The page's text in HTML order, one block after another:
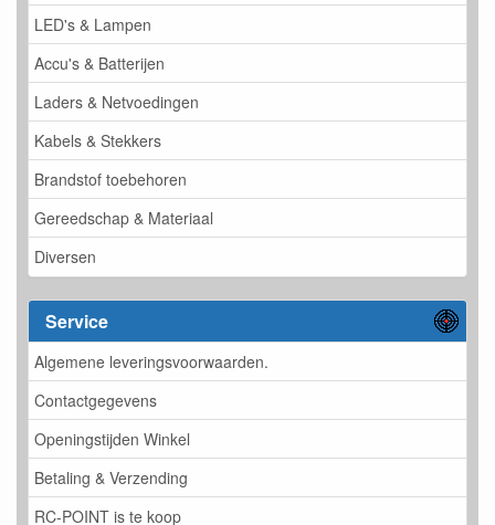
LED's & Lampen
Accu's & Batterijen
Laders & Netvoedingen
Kabels & Stekkers
Brandstof toebehoren
Gereedschap & Materiaal
Diversen
Service
Algemene leveringsvoorwaarden.
Contactgegevens
Openingstijden Winkel
Betaling & Verzending
RC-POINT is te koop